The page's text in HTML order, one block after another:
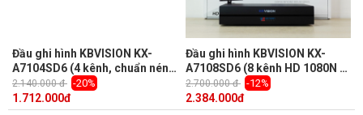
Đầu ghi hình KBVISION KX-
A7104SD6 (4 kênh, chuẩn nén
H.264)
2.140.000 đ -20%
1.712.000đ
Đầu ghi hình KBVISION KX-
A7108SD6 (8 kênh HD 1080N +
2 kênh IP)
2.700.000 đ -12%
2.384.000đ